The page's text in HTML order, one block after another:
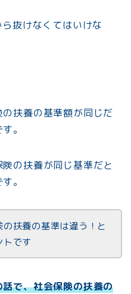
抜けなくてはいけな
扶養の基準額が同じだ
。
の扶養が同じ基準だと
。
扶養の基準は違う！と
トです
で、社会保険の扶養の